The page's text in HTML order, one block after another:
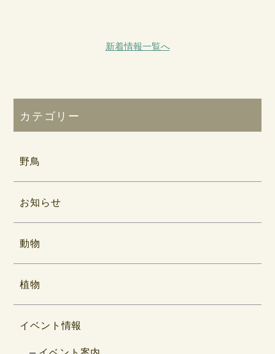
新着情報一覧へ
カテゴリー
野鳥
お知らせ
動物
植物
イベント情報